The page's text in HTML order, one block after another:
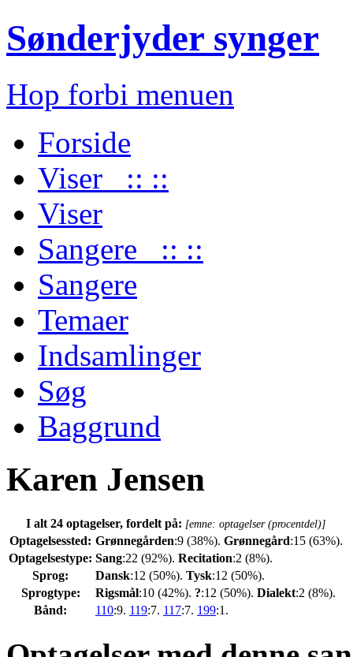
Sønderjyder synger
Hop forbi menuen
Forside
Viser :: ::
Viser
Sangere :: ::
Sangere
Temaer
Indsamlinger
Søg
Baggrund
Karen Jensen
I alt 24 optagelser, fordelt på: [emne: optagelser (procentdel)]
Optagelsessted: Grønnegården:9 (38%). Grønnegård:15 (63%).
Optagelsestype: Sang:22 (92%). Recitation:2 (8%).
Sprog:
Dansk:12 (50%). Tysk:12 (50%).
Sprogtype:
Rigsmål:10 (42%). ?:12 (50%). Dialekt:2 (8%).
Bånd:
110:9. 119:7. 117:7. 199:1.